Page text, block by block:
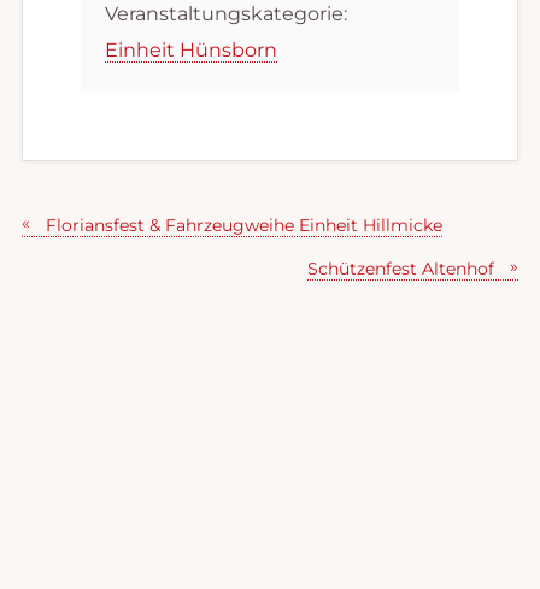
Veranstaltungskategorie:
Einheit Hünsborn
Floriansfest & Fahrzeugweihe Einheit Hillmicke
Schützenfest Altenhof